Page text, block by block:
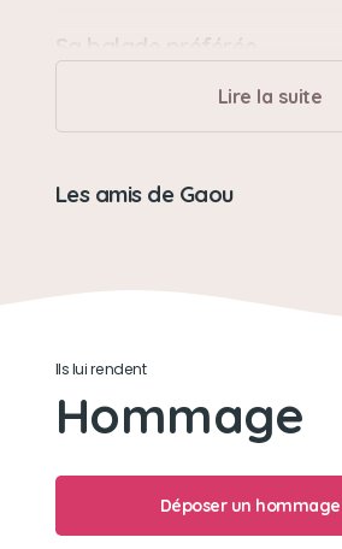
Sa balade préférée
Sa balade préférée c'est quand
chercher ma soeur à l'école il
matin, ou chaque que l'on
les poubelles était renversée sur
calin, pot de colle et peureux
Son jouet préféré
Lire la suite
Les amis de Gaou
Ils lui rendent
Hommage
Déposer un hommage